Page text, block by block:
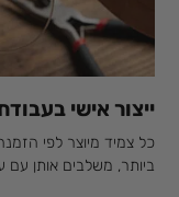
ייצור אישי
כל צמיד מיוצר לפי
ביותר, משלבים אותן עם